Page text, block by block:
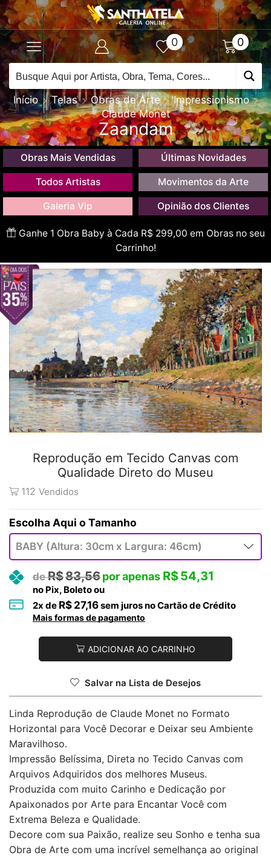
0 0
Início Telas Obras de Arte
Impressionismo
Claude Monet
Zaandam
Obras Mais Vendidas Últimas Novidades
Todos Artistas Movimentos da Arte
Galeria Vip Opinião dos Clientes
Ganhe 1 Obra Baby à Cada R$ 299,00 em Obras no seu
Carrinho!
Reprodução em Tecido Canvas com
Qualidade Direto do Museu
112 Vendidos
Tamanho
R$83,56 R$54,31
no Pix, Boleto ou
2x de R$ 27,16sem juros no Cartão de Crédito
Mais formas de pagamento
ADICIONAR AO CARRINHO
Salvar na Lista de Desejos
Linda Reprodução de Claude Monet no Formato
Horizontal para Você Decorar e Deixar seu Ambiente
Maravilhoso.
Impressão Belíssima, Direta no Tecido Canvas com
Arquivos Adquiridos dos melhores Museus.
Produzida com muito Carinho e Dedicação por
Apaixonados por Arte para Encantar Você com
Extrema Beleza e Qualidade.
Decore com sua Paixão, realize seu Sonho e tenha sua
Obra de Arte com uma incrível semelhança ao original